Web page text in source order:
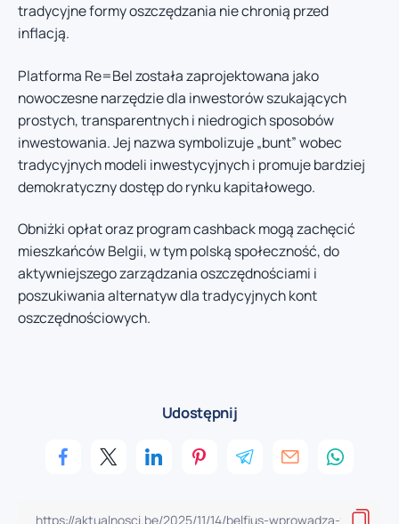
tradycyjne formy oszczędzania nie chronią przed
inflacją.
Platforma Re=Bel została zaprojektowana jako
nowoczesne narzędzie dla inwestorów szukających
prostych, transparentnych i niedrogich sposobów
inwestowania. Jej nazwa symbolizuje „bunt” wobec
tradycyjnych modeli inwestycyjnych i promuje bardziej
demokratyczny dostęp do rynku kapitałowego.
Obniżki opłat oraz program cashback mogą zachęcić
mieszkańców Belgii, w tym polską społeczność, do
aktywniejszego zarządzania oszczędnościami i
poszukiwania alternatyw dla tradycyjnych kont
oszczędnościowych.
Udostępnij